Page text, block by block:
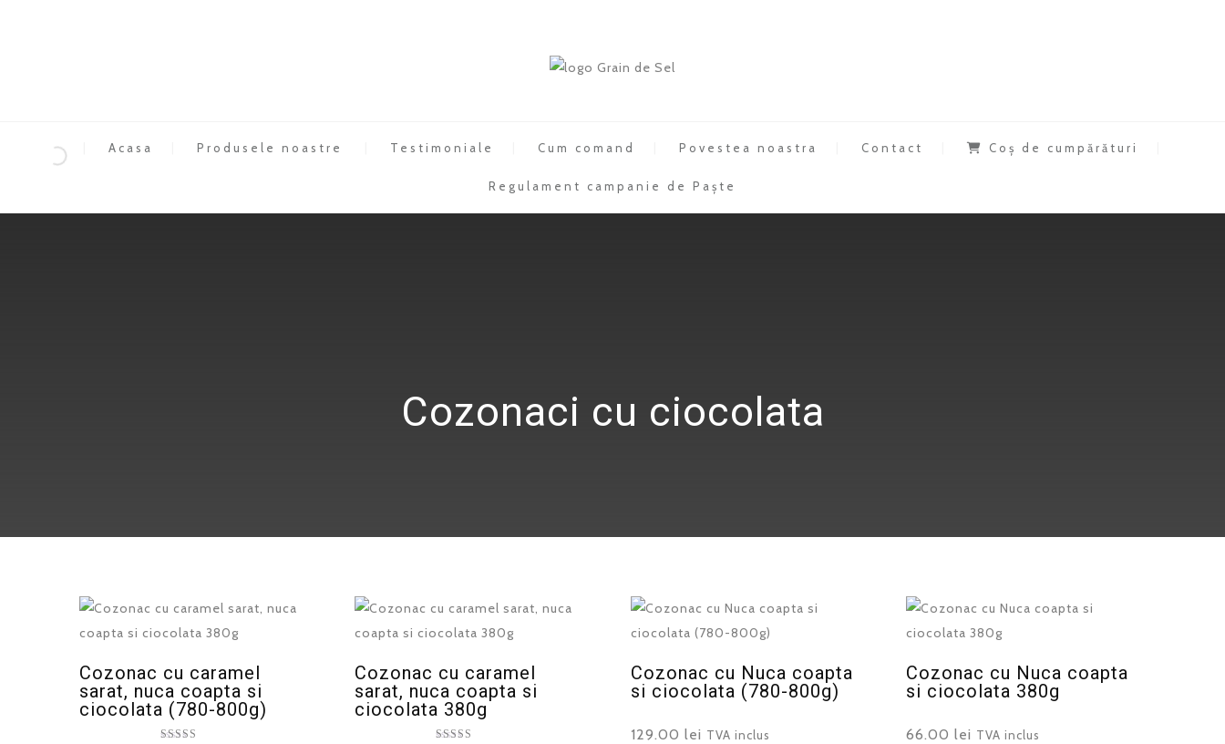
Acasa Produsele noastre Testimoniale Cum comand Povestea noastra Contact Coș de cumpărături
Regulament campanie de Paște
Cozonaci cu ciocolata
Cozonac cu caramel
sarat, nuca coapta si
ciocolata (780-800g)
Cozonac cu caramel
sarat, nuca coapta si
ciocolata 380g
Cozonac cu Nuca coapta
si ciocolata (780-800g)
129.00 lei TVA inclus
Cozonac cu Nuca coapta
si ciocolata 380g
66.00lei TVA inclus